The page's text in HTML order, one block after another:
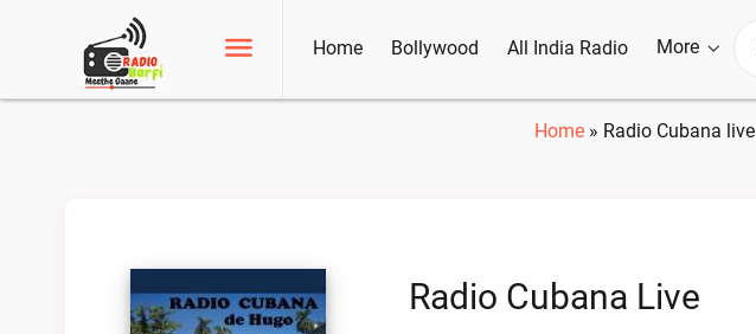
Home Bollywood All India Radio More
Home » Radio Cubana live
Radio Cubana Live